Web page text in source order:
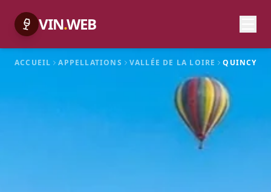
VIN.WEB
ACCUEIL APPELLATIONS VALLÉE DE LA LOIRE QUINCY